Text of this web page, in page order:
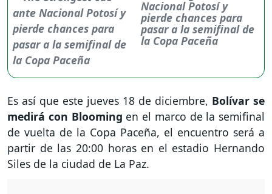
Nacional Potosí y
pierde chances para
pasar a la semifinal de
la Copa Paceña
Es así que este jueves 18 de diciembre, Bolívar se
medirá con Blooming en el marco de la semifinal
de vuelta de la Copa Paceña, el encuentro será a
partir de las 20:00 horas en el estadio Hernando
Siles de la ciudad de La Paz.